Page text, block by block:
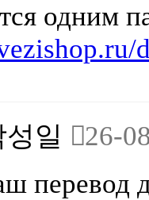
одним
성일
26-
перевод